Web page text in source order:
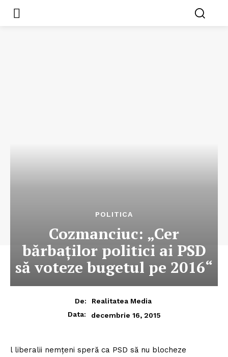
POLITICA
Cozmanciuc: „Cer
bărbaţilor politici ai PSD
să voteze bugetul pe 2016“
De:
Realitatea Media
Data:
decembrie 16, 2015
l liberalii nemţeni speră ca PSD să nu blocheze